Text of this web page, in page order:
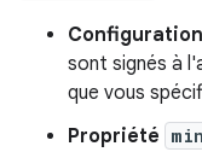
sont signés à
que vous
Propriété